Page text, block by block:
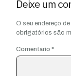
Deixe um
O seu endereço
obrigatórios são
Comentário *